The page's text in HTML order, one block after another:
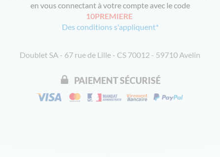
en vous connectant à votre compte avec le code
10PREMIERE
Des conditions s'appliquent*
Doublet SA - 67 rue de Lille - CS 70012 - 59710 Avelin
PAIEMENT SÉCURISÉ